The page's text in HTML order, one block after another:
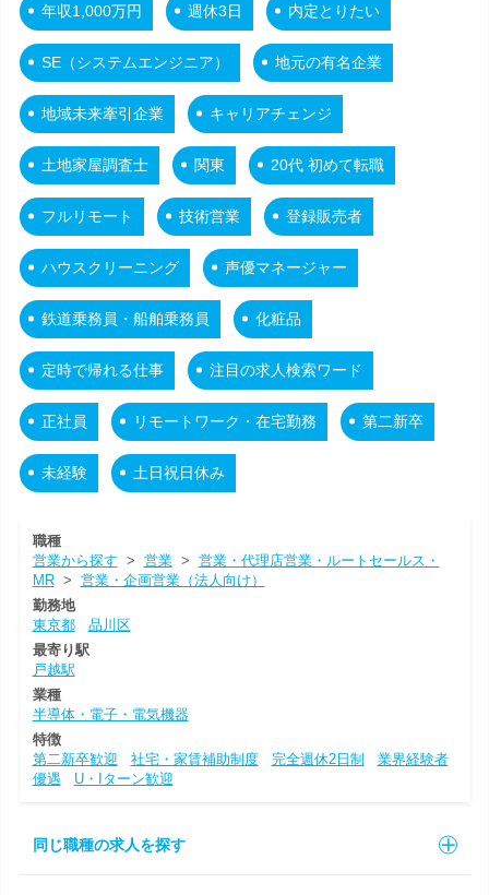
年収1,000万円 週休3日 内定とりたい
SE（システムエンジニア） 地元の有名企業
地域未来牽引企業 キャリアチェンジ
土地家屋調査士 関東 20代 初めて転職
フルリモート 技術営業 登録販売者
ハウスクリーニング 声優マネージャー
鉄道乗務員・船舶乗務員 化粧品
定時で帰れる仕事 注目の求人検索ワード
正社員 リモートワーク・在宅勤務 第二新卒
未経験 土日祝日休み
職種
営業から探す > 営業> 営業・代理店営業・ルートセールス・
MR> 営業・企画営業（法人向け）
勤務地
東京都
品川区
最寄り駅
戸越駅
業種
半導体・電子・電気機器
特徴
第二新卒歓迎
社宅・家賃補助制度 完全週休2日制
業界経験者
優遇
U・Iターン歓迎
同じ職種の求人を探す